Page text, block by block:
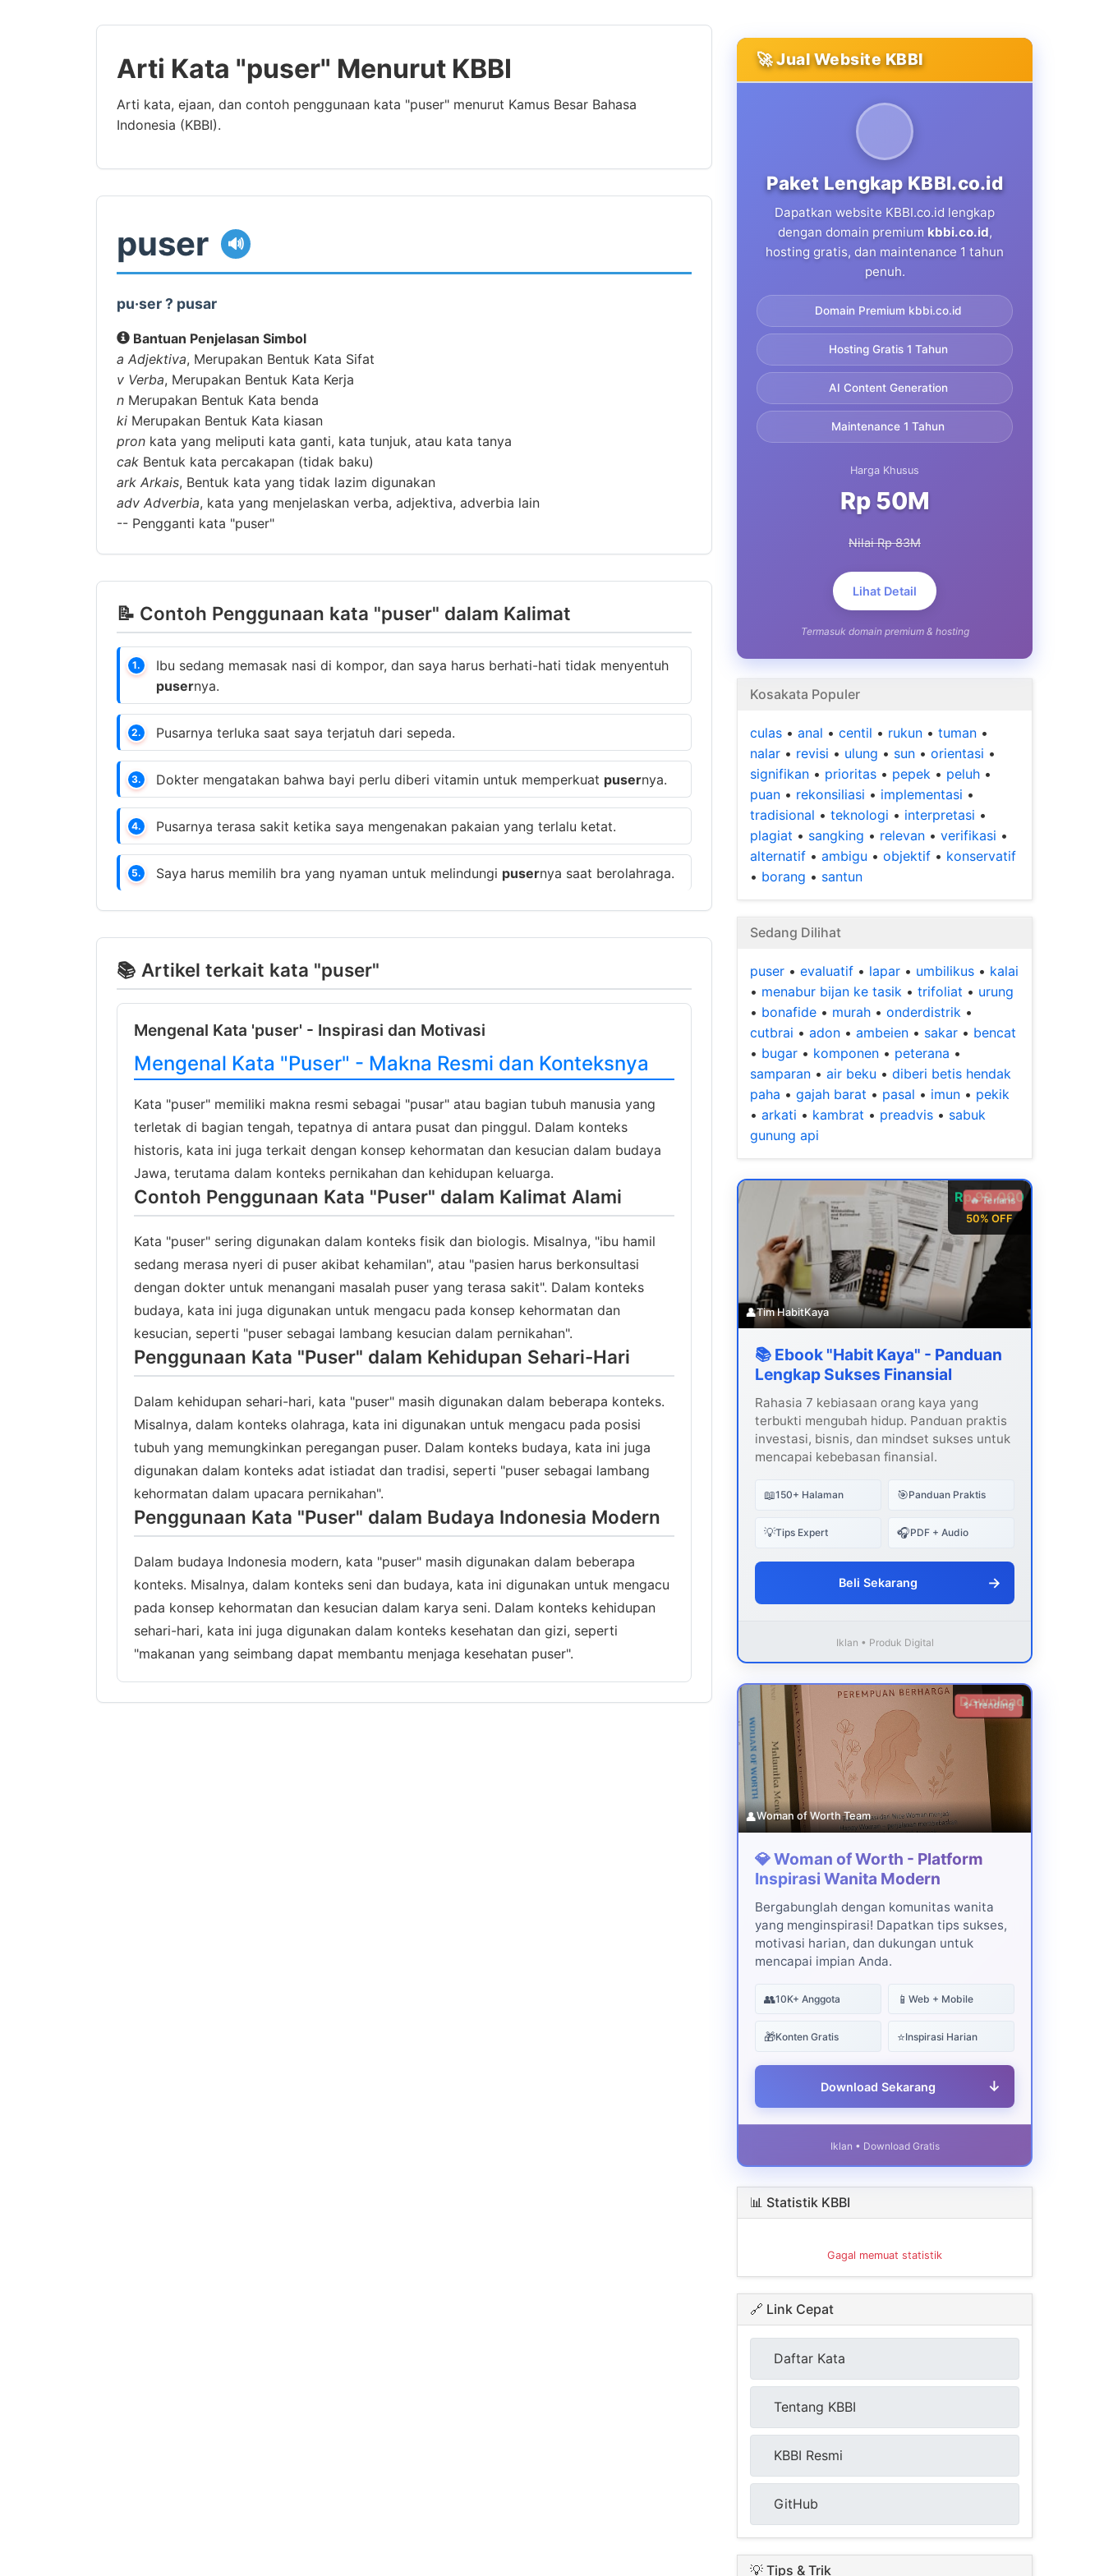
Arti Kata "puser" Menurut KBBI
Arti kata, ejaan, dan contoh penggunaan kata "puser" menurut Kamus Besar Bahasa
Indonesia (KBBI).
puser 🔊
pu·ser ? pusar
Bantuan Penjelasan Simbol
a Adjektiva, Merupakan Bentuk Kata Sifat
v Verba, Merupakan Bentuk Kata Kerja
n Merupakan Bentuk Kata benda
ki Merupakan Bentuk Kata kiasan
pron kata yang meliputi kata ganti, kata tunjuk, atau kata tanya
cak Bentuk kata percakapan (tidak baku)
ark Arkais, Bentuk kata yang tidak lazim digunakan
adv Adverbia, kata yang menjelaskan verba, adjektiva, adverbia lain
-- Pengganti kata "puser"
📝 Contoh Penggunaan kata "puser" dalam Kalimat
1.
Ibu sedang memasak nasi di kompor, dan saya harus berhati-hati tidak menyentuh
pusernya.
2. Pusarnya terluka saat saya terjatuh dari sepeda.
3. Dokter mengatakan bahwa bayi perlu diberi vitamin untuk memperkuat pusernya.
4. Pusarnya terasa sakit ketika saya mengenakan pakaian yang terlalu ketat.
5. Saya harus memilih bra yang nyaman untuk melindungi pusernya saat berolahraga.
📚 Artikel terkait kata "puser"
Mengenal Kata 'puser' - Inspirasi dan Motivasi
Mengenal Kata "Puser" - Makna Resmi dan Konteksnya
Kata "puser" memiliki makna resmi sebagai "pusar" atau bagian tubuh manusia yang
terletak di bagian tengah, tepatnya di antara pusat dan pinggul. Dalam konteks
historis, kata ini juga terkait dengan konsep kehormatan dan kesucian dalam budaya
Jawa, terutama dalam konteks pernikahan dan kehidupan keluarga.
Contoh Penggunaan Kata "Puser" dalam Kalimat Alami
Kata "puser" sering digunakan dalam konteks fisik dan biologis. Misalnya, "ibu hamil
sedang merasa nyeri di puser akibat kehamilan", atau "pasien harus berkonsultasi
dengan dokter untuk menangani masalah puser yang terasa sakit". Dalam konteks
budaya, kata ini juga digunakan untuk mengacu pada konsep kehormatan dan
kesucian, seperti "puser sebagai lambang kesucian dalam pernikahan".
Penggunaan Kata "Puser" dalam Kehidupan Sehari-Hari
Dalam kehidupan sehari-hari, kata "puser" masih digunakan dalam beberapa konteks.
Misalnya, dalam konteks olahraga, kata ini digunakan untuk mengacu pada posisi
tubuh yang memungkinkan peregangan puser. Dalam konteks budaya, kata ini juga
digunakan dalam konteks adat istiadat dan tradisi, seperti "puser sebagai lambang
kehormatan dalam upacara pernikahan".
Penggunaan Kata "Puser" dalam Budaya Indonesia Modern
Dalam budaya Indonesia modern, kata "puser" masih digunakan dalam beberapa
konteks. Misalnya, dalam konteks seni dan budaya, kata ini digunakan untuk mengacu
pada konsep kehormatan dan kesucian dalam karya seni. Dalam konteks kehidupan
sehari-hari, kata ini juga digunakan dalam konteks kesehatan dan gizi, seperti
"makanan yang seimbang dapat membantu menjaga kesehatan puser".
🚀 Jual Website KBBI
Paket Lengkap KBBI.co.id
Dapatkan website KBBI.co.id lengkap
dengan domain premium kbbi.co.id,
hosting gratis, dan maintenance 1 tahun
penuh.
Domain Premium kbbi.co.id
Hosting Gratis 1 Tahun
AI Content Generation
Maintenance 1 Tahun
Harga Khusus
Rp 50M
Nilai Rp 83M
Lihat Detail
Termasuk domain premium & hosting
Kosakata Populer
culas • anal • centil • rukun • tuman •
nalar • revisi • ulung • sun • orientasi •
signifikan • prioritas • pepek • peluh •
puan • rekonsiliasi • implementasi •
tradisional • teknologi • interpretasi •
plagiat • sangking • relevan • verifikasi •
alternatif • ambigu • objektif • konservatif
• borang • santun
Sedang Dilihat
puser • evaluatif • lapar • umbilikus • kalai
• menabur bijan ke tasik • trifoliat • urung
• bonafide • murah • onderdistrik •
cutbrai • adon • ambeien • sakar • bencat
• bugar • komponen • peterana •
samparan • air beku • diberi betis hendak
paha • gajah barat • pasal • imun • pekik
• arkati • kambrat • preadvis • sabuk
gunung api
Rp 99.000
50% OFF
🔥 Terlaris
👤Tim HabitKaya
📚 Ebook "Habit Kaya" - Panduan
Lengkap Sukses Finansial
Rahasia 7 kebiasaan orang kaya yang
terbukti mengubah hidup. Panduan praktis
investasi, bisnis, dan mindset sukses untuk
mencapai kebebasan finansial.
📖150+ Halaman 🎯Panduan Praktis
💡Tips Expert 🎧PDF + Audio
Beli Sekarang →
Iklan • Produk Digital
Download
✨ Trending
👤Woman of Worth Team
💎 Woman of Worth - Platform
Inspirasi Wanita Modern
Bergabunglah dengan komunitas wanita
yang menginspirasi! Dapatkan tips sukses,
motivasi harian, dan dukungan untuk
mencapai impian Anda.
👥10K+ Anggota 📱 Web + Mobile
🎁Konten Gratis ⭐Inspirasi Harian
Download Sekarang ↓
Iklan • Download Gratis
📊 Statistik KBBI
Gagal memuat statistik
🔗 Link Cepat
Daftar Kata
Tentang KBBI
KBBI Resmi
GitHub
💡 Tips & Trik